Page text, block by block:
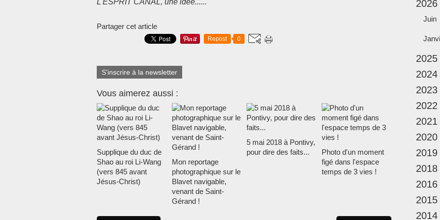
L'ESPRIT CANAL, une idée......
Partager cet article
Repost 0
S'inscrire à la newsletter
Vous aimerez aussi :
Supplique du duc de
Shao au roi Li-Wang
(vers 845 avant
Jésus-Christ)
Mon reportage
photographique sur le
Blavet navigable,
venant de Saint-
Gérand !
5 mai 2018 à Pontivy,
pour dire des faits...
Photo d'un moment
figé dans l'espace
temps de 3 vies !
2026
Juin
2025
2024
2023
2022
2021
2020
2019
2018
2016
2015
2014